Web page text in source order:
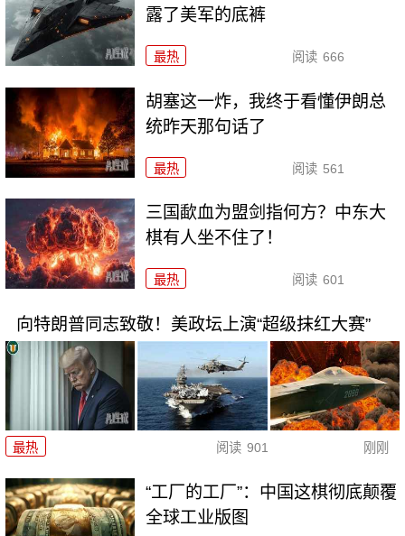
露了美军的底裤
最热 阅读 666
胡塞这一炸，我终于看懂伊朗总
统昨天那句话了
最热 阅读 561
三国歃血为盟剑指何方？中东大
棋有人坐不住了！
最热 阅读 601
向特朗普同志致敬！美政坛上演“超级抹红大赛”
最热 阅读 901 刚刚
“工厂的工厂”：中国这棋彻底颠覆
全球工业版图